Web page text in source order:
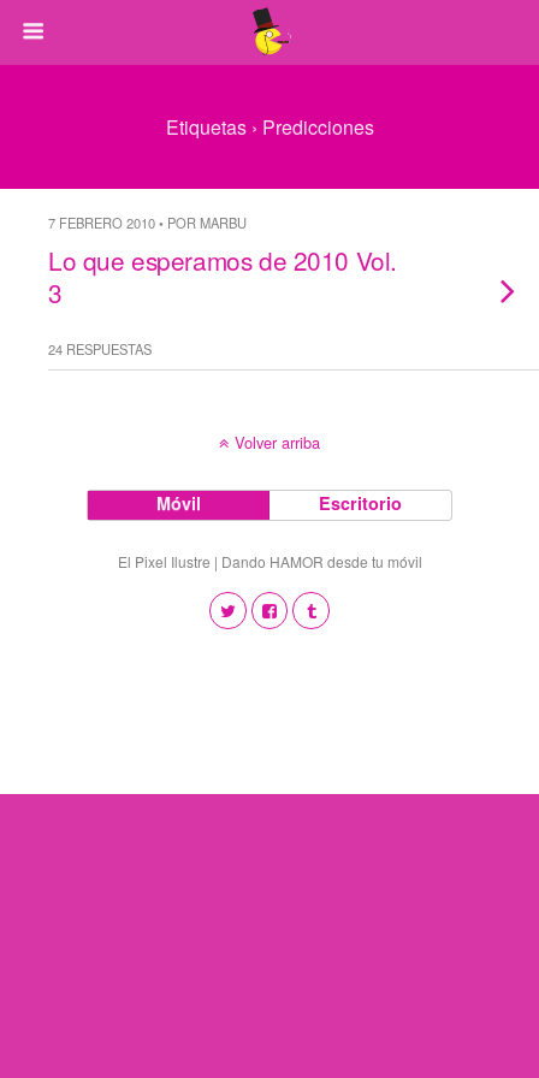
Etiquetas › Predicciones
7 FEBRERO 2010 • POR MARBU
Lo que esperamos de 2010 Vol.
3
24 RESPUESTAS
Volver arriba
Móvil Escritorio
El Pixel Ilustre | Dando HAMOR desde tu móvil